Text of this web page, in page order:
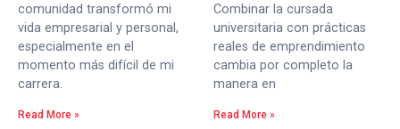
comunidad transformó mi
vida empresarial y personal,
especialmente en el
momento más difícil de mi
carrera.
Read More »
Combinar la cursada
universitaria con prácticas
reales de emprendimiento
cambia por completo la
manera en
Read More »